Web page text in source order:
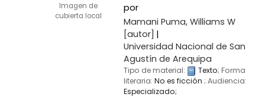
Imagen de
cubierta local
por
Mamani Puma, Williams W
[autor]
Universidad Nacional de San
Agustín de Arequipa
Tipo de material: Texto; Forma
literaria: No es ficción ; Audiencia:
Especializado;